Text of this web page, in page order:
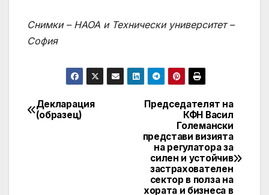
Снимки – НАОА и Технически университет –
София
Post
Председателят на
КФН Васил
Големански
представи визията
на регулатора за
силен и устойчив
застрахователен
сектор в полза на
хората и бизнеса в
Декларация
(образец)